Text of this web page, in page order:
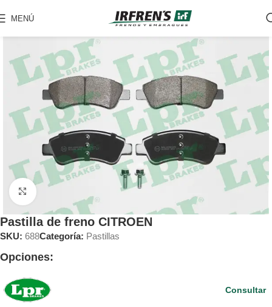
MENÚ
Pastilla de freno CITROEN
SKU: 688Categoría: Pastillas
Opciones:
Consultar